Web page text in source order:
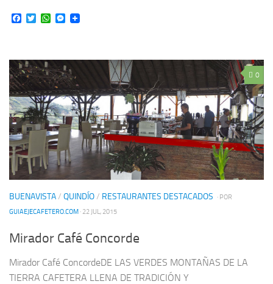
Facebook
TwitterWhatsApp
Messenger
0
BUENAVISTA/ QUINDÍO/ RESTAURANTES DESTACADOS · POR
GUIAEJECAFETERO.COM · 22 JUL, 2015
Mirador Café Concorde
Mirador Café ConcordeDE LAS VERDES MONTAÑAS DE LA
TIERRA CAFETERA LLENA DE TRADICIÓN Y